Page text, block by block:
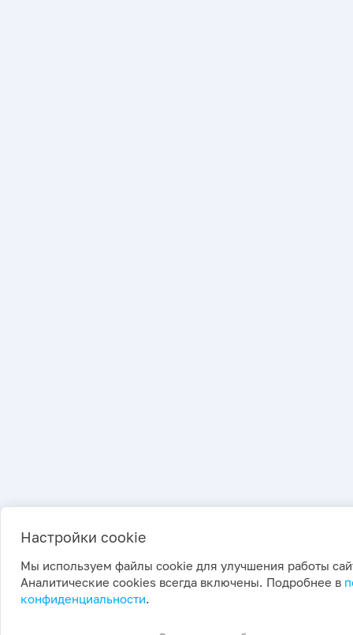
Настройки cookie
Мы используем файлы cookie для улучшения работы
Аналитические cookies всегда включены. Подробнее в
конфиденциальности.